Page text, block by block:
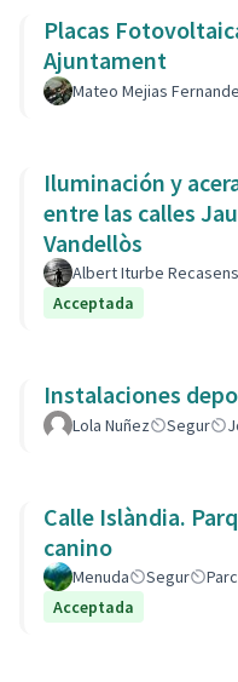
Placas
Ajuntament
Mateo Mejias
Iluminación y
entre las calles
Vandellòs
Albert Iturbe Recasens
Acceptada
Instalaciones
Lola Nuñez Segur
Calle Islàndia.
canino
Menuda Segur
Acceptada